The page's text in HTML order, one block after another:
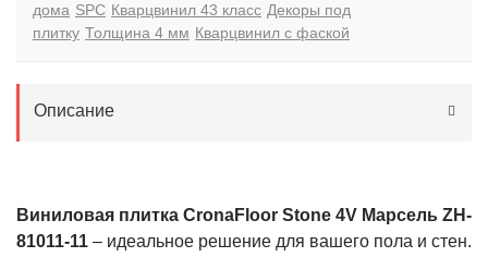
дома SPC Кварцвинил 43 класс Декоры под
плитку Толщина 4 мм Кварцвинил с фаской
Описание
Виниловая плитка CronaFloor Stone 4V Марсель ZH-
81011-11 – идеальное решение для вашего пола и стен.